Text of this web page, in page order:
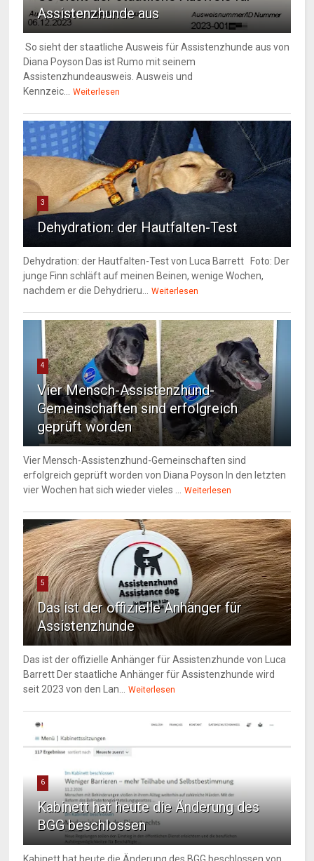
Assistenzhunde aus
So sieht der staatliche Ausweis für Assistenzhunde aus von
Diana Poyson Das ist Rumo mit seinem
Assistenzhundeausweis. Ausweis und
Kennzeic... Weiterlesen
3
Dehydration: der Hautfalten-Test
Dehydration: der Hautfalten-Test von Luca Barrett Foto: Der
junge Finn schläft auf meinen Beinen, wenige Wochen,
nachdem er die Dehydrieru... Weiterlesen
4
Vier Mensch-Assistenzhund-
Gemeinschaften sind erfolgreich
geprüft worden
Vier Mensch-Assistenzhund-Gemeinschaften sind
erfolgreich geprüft worden von Diana Poyson In den letzten
vier Wochen hat sich wieder vieles ... Weiterlesen
5
Das ist der offizielle Anhänger für
Assistenzhunde
Das ist der offizielle Anhänger für Assistenzhunde von Luca
Barrett Der staatliche Anhänger für Assistenzhunde wird
seit 2023 von den Lan... Weiterlesen
6
Kabinett hat heute die Änderung des
BGG beschlossen